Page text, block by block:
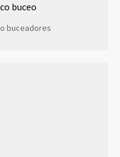
buceo
buceadores